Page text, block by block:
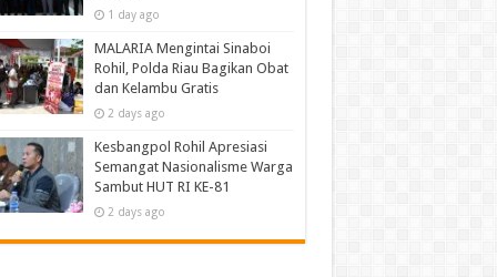
1 day ago
MALARIA Mengintai Sinaboi
Rohil, Polda Riau Bagikan Obat
dan Kelambu Gratis
2 days ago
Kesbangpol Rohil Apresiasi
Semangat Nasionalisme Warga
Sambut HUT RI KE-81
2 days ago